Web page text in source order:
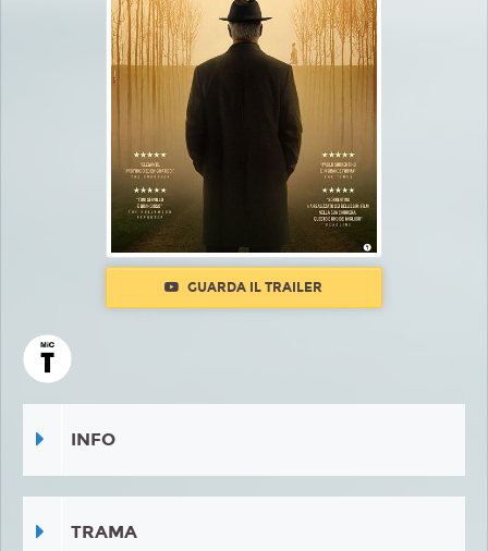
GUARDA IL TRAILER
INFO
TRAMA